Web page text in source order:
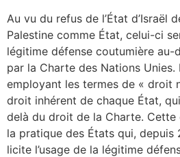
Au vu du refus de l’État d’Israël
Palestine comme État, celui-ci
légitime défense coutumière au-
par la Charte des Nations Unies.
employant les termes de « droit
droit inhérent de chaque État,
delà du droit de la Charte. Cette
la pratique des États qui, depuis
licite l’usage de la légitime